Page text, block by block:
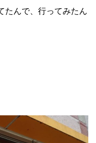
たんで、行ってみたん